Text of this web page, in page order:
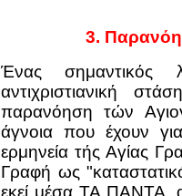
3.
Ένας σημαντικός
αντιχριστιανική
παρανόηση τών
άγνοια που έχουν
ερμηνεία τής Αγίας
Γραφή ως
εκεί μέσα ΤΑ ΠΑΝΤΑ,